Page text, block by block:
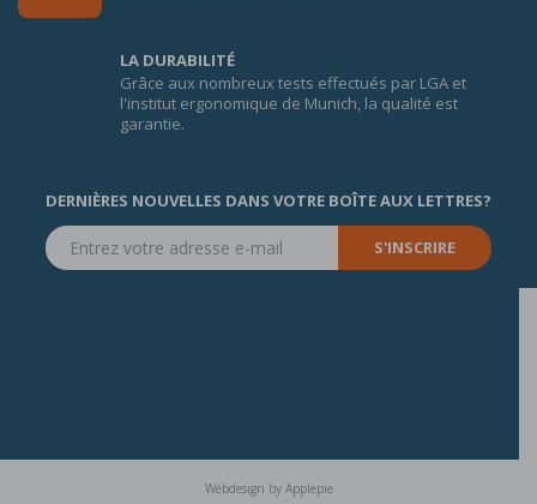
LA DURABILITÉ
Grâce aux nombreux tests effectués par LGA et
l'institut ergonomique de Munich, la qualité est
garantie.
DERNIÈRES NOUVELLES DANS VOTRE BOÎTE AUX LETTRES?
S'INSCRIRE
Webdesign by Applepie